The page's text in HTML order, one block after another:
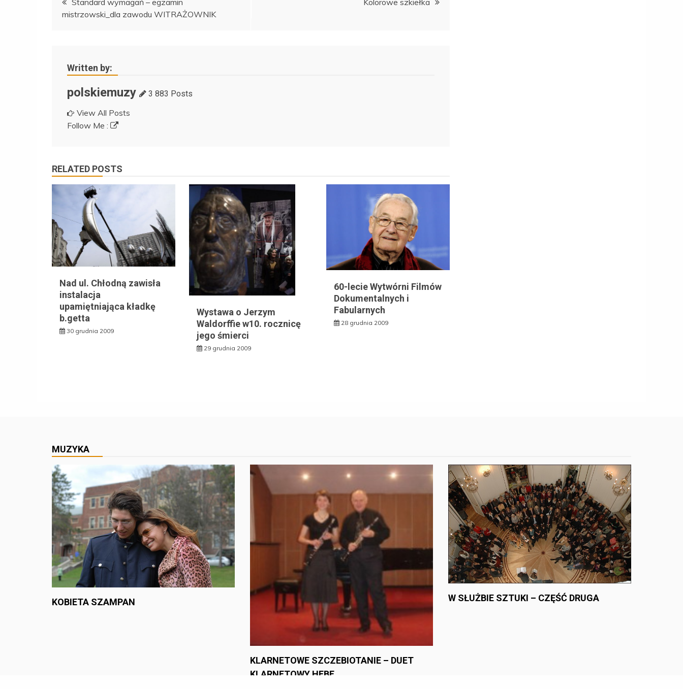
wpisu
mistrzowski_dla zawodu WITRAŻOWNIK
Written by:
polskiemuzy 3 883 Posts
View All Posts
Follow Me :
RELATED POSTS
Nad ul. Chłodną zawisła
instalacja
upamiętniająca kładkę
b.getta
30 grudnia 2009
Wystawa o Jerzym
Waldorffie w10. rocznicę
jego śmierci
29 grudnia 2009
60-lecie Wytwórni Filmów
Dokumentalnych i
Fabularnych
28 grudnia 2009
MUZYKA
KOBIETA SZAMPAN
KLARNETOWE SZCZEBIOTANIE – DUET
KLARNETOWY HEBE
W SŁUŻBIE SZTUKI – CZĘŚĆ DRUGA